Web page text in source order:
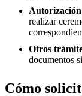
realizar
Otros
documentos
Cómo